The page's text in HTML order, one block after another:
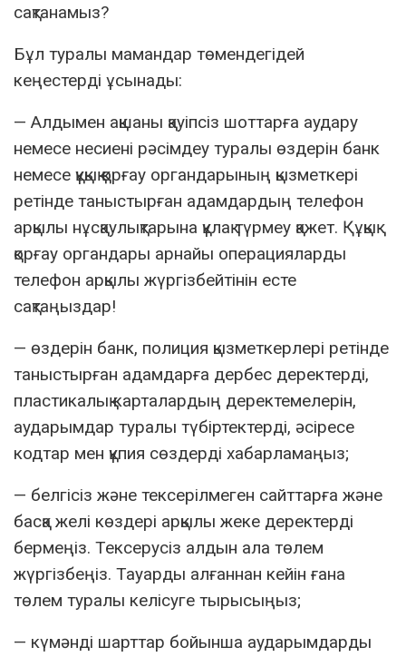
сақтанамыз?
Бұл туралы мамандар төмендегідей
кеңестерді ұсынады:
— Алдымен ақшаны қауіпсіз шоттарға аудару
немесе несиені рәсімдеу туралы өздерін банк
немесе құқық қорғау органдарының қызметкері
ретінде таныстырған адамдардың телефон
арқылы нұсқаулықтарына құлақ түрмеу қажет. Құқық
қорғау органдары арнайы операцияларды
телефон арқылы жүргізбейтінін есте
сақтаңыздар!
— өздерін банк, полиция қызметкерлері ретінде
таныстырған адамдарға дербес деректерді,
пластикалық карталардың деректемелерін,
аударымдар туралы түбіртектерді, әсіресе
кодтар мен құпия сөздерді хабарламаңыз;
— белгісіз және тексерілмеген сайттарға және
басқа желі көздері арқылы жеке деректерді
бермеңіз. Тексерусіз алдын ала төлем
жүргізбеңіз. Тауарды алғаннан кейін ғана
төлем туралы келісуге тырысыңыз;
— күмәнді шарттар бойынша аударымдарды